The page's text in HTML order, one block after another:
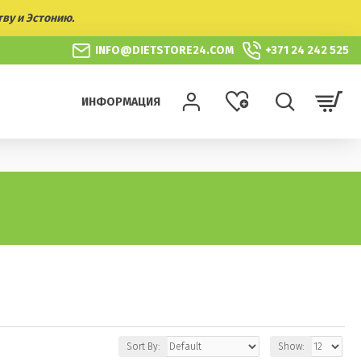
и Эстонию.
INFO@DIETSTORE24.COM +371 24 242 525
ИНФОРМАЦИЯ
Sort By: Show: